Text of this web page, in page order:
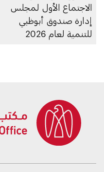
الاجتماع الأول لمجلس
إدارة صندوق أبوظبي
للتنمية لعام 2026